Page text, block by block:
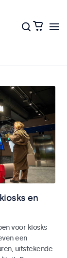
en
voor kiosks
een
uitstekende